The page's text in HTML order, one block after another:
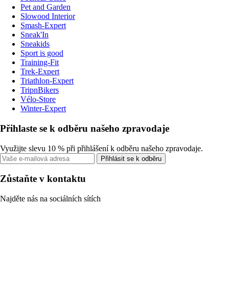
Pet and Garden
Slowood Interior
Smash-Expert
Sneak'In
Sneakids
Sport is good
Training-Fit
Trek-Expert
Triathlon-Expert
TripnBikers
Vélo-Store
Winter-Expert
Přihlaste se k odběru našeho zpravodaje
Využijte slevu 10 % při přihlášení k odběru našeho zpravodaje.
Přihlásit se k odběru
Zůstaňte v kontaktu
Najděte nás na sociálních sítích